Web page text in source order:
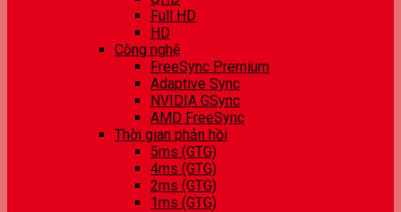
Full HD
HD
Công nghệ
FreeSync Premium
Adaptive Sync
NVIDIA GSync
AMD FreeSync
Thời gian phản hồi
5ms (GTG)
4ms (GTG)
2ms (GTG)
1ms (GTG)